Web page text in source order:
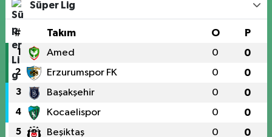
Süper Lig
# Takım O P
1 Amed 0 0
2 Erzurumspor FK 0 0
3 Başakşehir 0 0
4 Kocaelispor 0 0
5 Beşiktaş 0 0